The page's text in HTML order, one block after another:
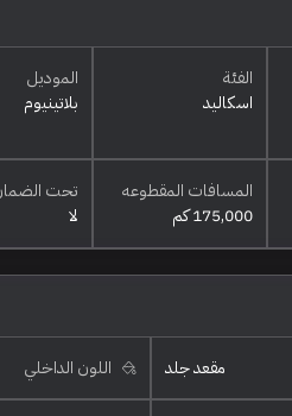
الفئة
اسكاليد
الموديل
بلاتينيوم
المسافات المقطوعه
175,000 كم
تحت
لا
مقعد جلد اللون الداخلي